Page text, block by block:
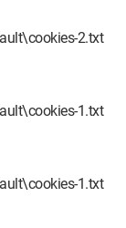
2.txt
1.txt
1.txt